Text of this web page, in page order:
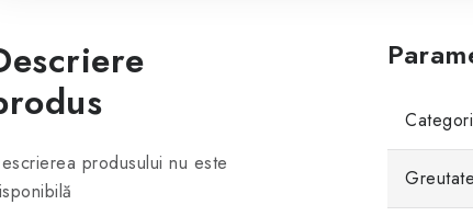
produsului nu este
Greutate